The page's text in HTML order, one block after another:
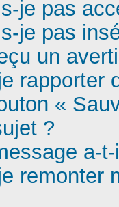
je pas
je pas
un
rapporter
«
?
a-
remonter